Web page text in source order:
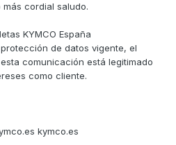
cordial saludo.
KYMCO España
de datos vigente, el
comunicación está legitimado
como cliente.
kymco.es